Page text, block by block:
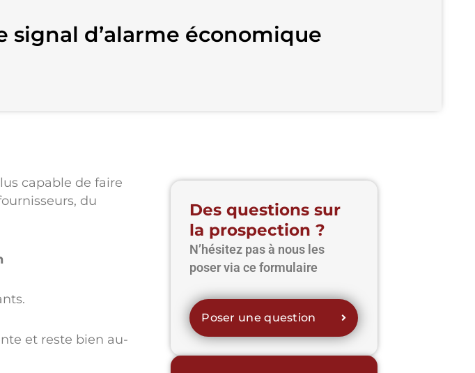
signal d’alarme économique
capable de faire
du
et reste bien au-
Des questions sur
la prospection ?
N’hésitez pas à nous les
poser via ce formulaire
Poser une question